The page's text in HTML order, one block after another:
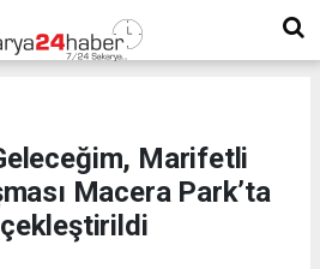
Marifetli
Macera Park’ta